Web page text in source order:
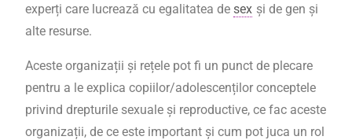
experți care lucrează cu egalitatea de sex și de gen și
alte resurse.
Aceste organizații și rețele pot fi un punct de plecare
pentru a le explica copiilor/adolescenților conceptele
privind drepturile sexuale și reproductive, ce fac aceste
organizații, de ce este important și cum pot juca un rol